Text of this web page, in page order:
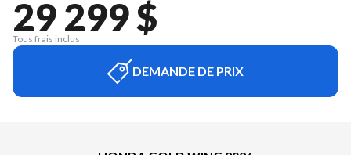
29 299 $
Tous frais inclus
DEMANDE DE PRIX